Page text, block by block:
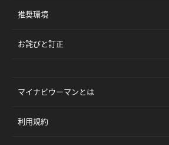
推奨環境
お詫びと訂正
マイナビウーマンとは
利用規約